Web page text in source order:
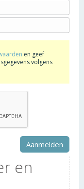
en geef
volgens
en